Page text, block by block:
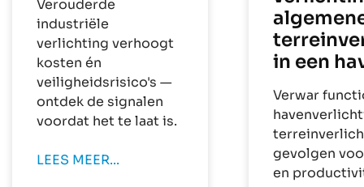
Verouderde
industriële
verlichting verhoogt
kosten én
veiligheidsrisico's —
ontdek de signalen
voordat het te laat is.
LEES MEER...
in een
Verwar
gevolgen
en